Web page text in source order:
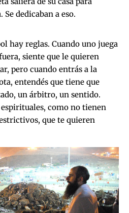
dedicaban a eso.
hay reglas. Cuando uno juega
siente que le quieren
pero cuando entrás a la
entendés que tiene que
un árbitro, un sentido.
como no tienen
que te quieren